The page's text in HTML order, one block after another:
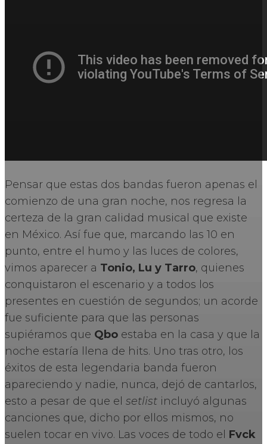
Pensar que estas dos bandas fueron apenas el
comienzo de una gran noche, nos regresa la
certeza de la gran calidad musical que existe
en México. Así fue que, marcando las 10 en
punto, entre el humo y las luces de colores,
vimos aparecer a Tonio, Lu y Tarro, quienes
conquistaron el escenario y a todos los
presentes en cuestión de segundos; un acorde
fue suficiente para que las personas
supiéramos que Qbo estaba en la casa y que la
noche estaría llena de hits. Uno tras otro, los
éxitos de esta legendaria banda fueron
apareciendo y nadie, nunca, dejó de cantarlos,
esto a pesar de que el setlist incluyó algunas
canciones que, dicho por ellos mismos, no
suelen tocar en vivo. Las voces de todo el Fvck